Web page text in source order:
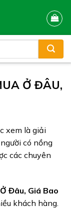
Ở ĐÂU,
xem là giải
có nồng
các chuyên
Đâu, Giá Bao
khách hàng.